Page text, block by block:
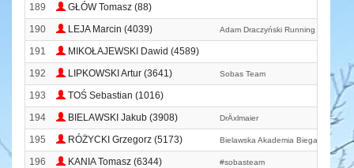
189
GŁÓW Tomasz (88)
190
LEJA Marcin (4039) Adam Draczyński Running Team
191
MIKOŁAJEWSKI Dawid (4589)
192
LIPKOWSKI Artur (3641) Sobas Team
193
TOŚ Sebastian (1016)
194
BIELAWSKI Jakub (3908) DrÄxlmaier
195 RÓŻYCKI Grzegorz (5173) Bielawska Akademia Biegania
196 KANIA Tomasz (6344) #sobasteam